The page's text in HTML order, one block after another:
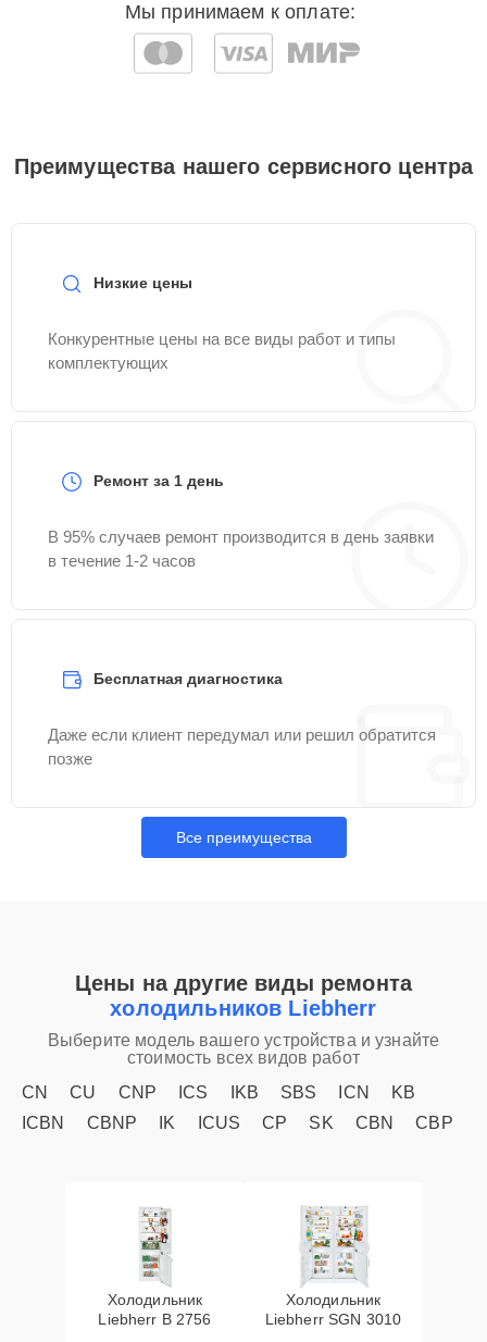
Мы принимаем к оплате:
Преимущества нашего сервисного центра
Низкие цены
Конкурентные цены на все виды работ и типы
комплектующих
Ремонт за 1 день
В 95% случаев ремонт производится в день заявки
в течение 1-2 часов
Бесплатная диагностика
Даже если клиент передумал или решил обратится
позже
Все преимущества
Цены на другие виды ремонта
холодильников Liebherr
Выберите модель вашего устройства и узнайте
стоимость всех видов работ
CN
CU CNP ICS IKB SBS ICN
KB
ICBN
CBNP IK ICUS CP SK CBN CBP
Холодильник
Liebherr B 2756
Холодильник
Liebherr SGN 3010